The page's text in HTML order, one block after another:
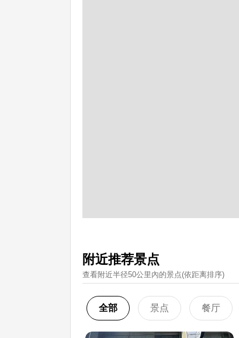
附近推荐景点
查看附近半径50公里內的景点(依距离排序)
全部 景点 餐厅